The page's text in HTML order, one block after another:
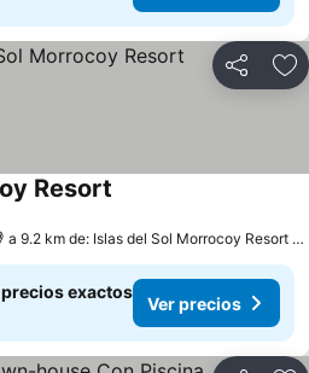
Compartir
Resort
a 9.2 km de: Islas del Sol Morrocoy Resort Chichiriviche
exactos
Ver precios